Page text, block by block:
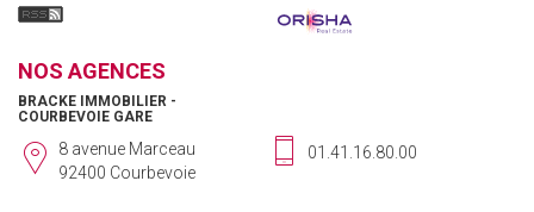
NOS AGENCES
BRACKE IMMOBILIER -
COURBEVOIE GARE
8 avenue Marceau
92400 Courbevoie
01.41.16.80.00